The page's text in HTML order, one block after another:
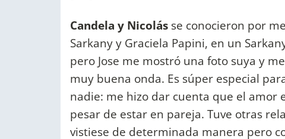
Candela y Nicolás se conocieron por
Sarkany y Graciela Papini, en un
pero Jose me mostró una foto suya y
muy buena onda. Es súper especial
nadie: me hizo dar cuenta que el amor
pesar de estar en pareja. Tuve otras
vistiese de determinada manera pero